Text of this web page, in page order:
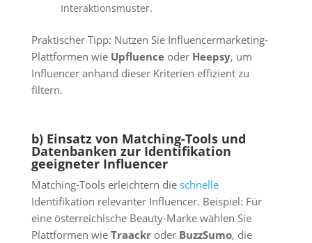
Interaktionsmuster.
Praktischer Tipp: Nutzen Sie Influencermarketing-
Plattformen wie Upfluenceoder Heepsy, um
Influencer anhand dieser Kriterien effizient zu
filtern.
b) Einsatz von Matching-Tools und
Datenbanken zur Identifikation
geeigneter Influencer
Matching-Tools erleichtern dieschnelle
Identifikation relevanter Influencer. Beispiel: Für
eine österreichische Beauty-Marke wählen Sie
Plattformen wieTraackroder BuzzSumo, die